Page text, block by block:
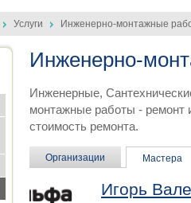
Услуги Инженерно-монтажные
Инженерно-
Инженерные,
монтажные работы - ремонт
стоимость ремонта.
Организации Мастера
Игорь